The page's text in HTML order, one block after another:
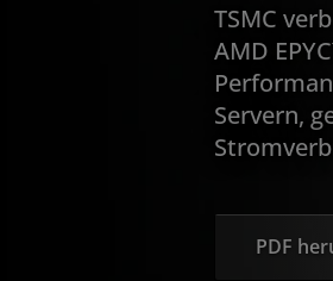
TSMC
AMD
Servern,
PDF